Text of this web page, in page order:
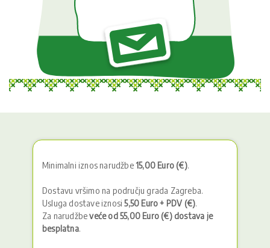
Minimalni iznos narudžbe 15,00 Euro (€).
Dostavu vršimo na području grada Zagreba.
Usluga dostave iznosi5,50 Euro + PDV (€).
Za narudžbeveće od 55,00 Euro (€) dostava je
besplatna.